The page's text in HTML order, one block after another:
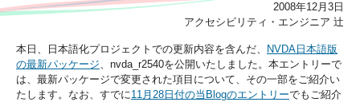
2008年12月3日
アクセシビリティ・エンジニア 辻
本日、日本語化プロジェクトでの更新内容を含んだ、
NVDA日本語版
の最新パッケージ、nvda_r2540を公開いたしました。本エントリーで
は、最新パッケージで変更された項目について、その一部をご紹介い
たします。なお、すでに11月28日付の当Blogのエントリーでもご紹介